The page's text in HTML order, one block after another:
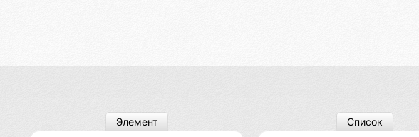
Элемент Список